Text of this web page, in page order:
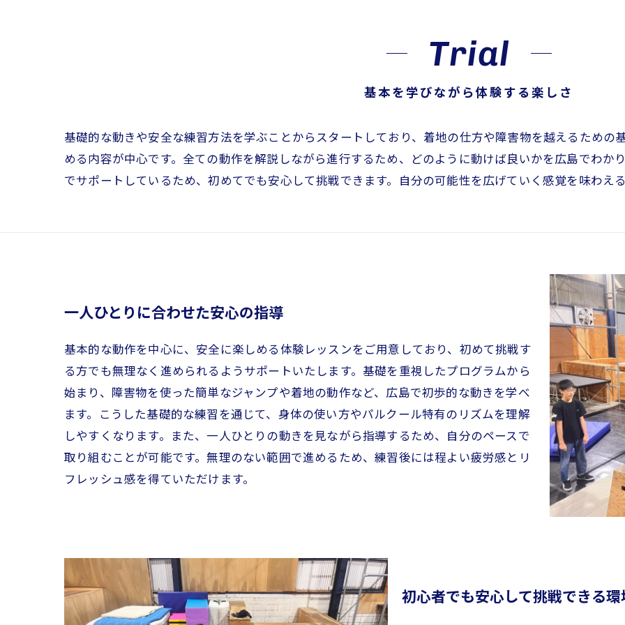
基本を学びながら体験する楽しさ
Trial
基礎的な動きや安全な練習方法を学ぶことからスタートしており、着地の仕方や障害物を越えるための
める内容が中心です。全ての動作を解説しながら進行するため、どのように動けば良いかを広島でわか
でサポートしているため、初めてでも安心して挑戦できます。自分の可能性を広げていく感覚を味わえ
一人ひとりに合わせた安心の指導
基本的な動作を中心に、安全に楽しめる体験レッスンをご用意しており、初めて挑戦す
る方でも無理なく進められるようサポートいたします。基礎を重視したプログラムから
始まり、障害物を使った簡単なジャンプや着地の動作など、広島で初歩的な動きを学べ
ます。こうした基礎的な練習を通じて、身体の使い方やパルクール特有のリズムを理解
しやすくなります。また、一人ひとりの動きを見ながら指導するため、自分のペースで
取り組むことが可能です。無理のない範囲で進めるため、練習後には程よい疲労感とリ
フレッシュ感を得ていただけます。
初心者でも安心して挑戦できる環